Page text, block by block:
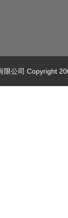
限公司 Copyright